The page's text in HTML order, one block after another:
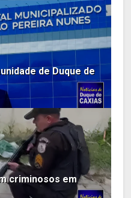
de Duque de
criminosos em